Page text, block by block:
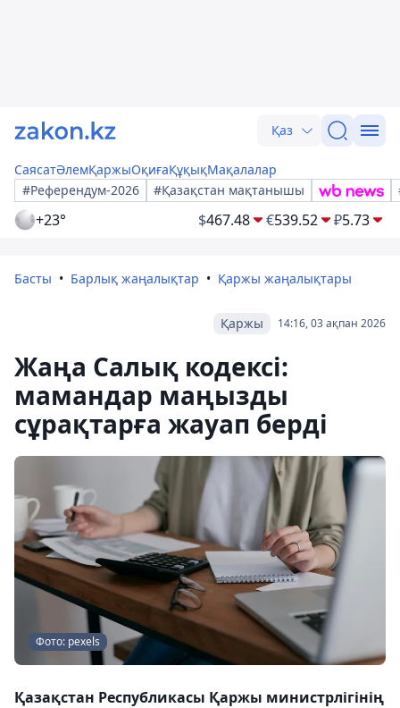
Қаз
СаясатӘлемҚаржыОқиғаҚұқықМақалалар
#Референдум-2026
#Қазақстан мақтанышы
+23° $467.48 €539.52 ₽5.73
Басты Барлық жаңалықтар Қаржы жаңалықтары
14:16, 03 ақпан 2026
Қаржы
Жаңа Салық кодексі:
мамандар маңызды
сұрақтарға жауап берді
Фото: pexels
Қазақстан Республикасы Қаржы министрлігінің